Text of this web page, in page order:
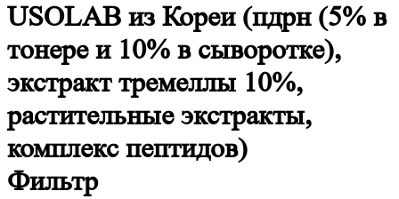
USOLAB из Кореи (пдрн (5% в
тонере и 10% в сыворотке),
экстракт тремеллы 10%,
растительные экстракты,
комплекс пептидов)
Фильтр